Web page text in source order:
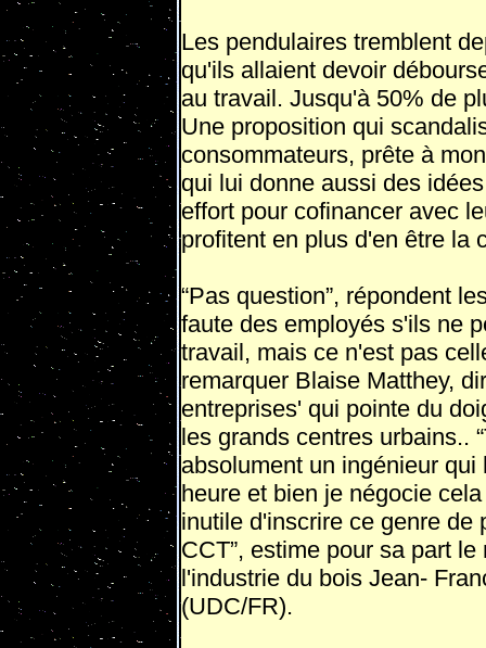
Les pendulaires tremblent
qu'ils al­laient devoir
au travail. Jusqu'à 50% de
Une proposition qui
consommateurs, prête à
qui lui donne aussi des
effort pour cofi­nancer avec
profitent en plus d'en être la
“Pas question”, répondent
faute des employés s'ils ne
travail, mais ce n'est pas
remarquer Blaise Matthey,
en­treprises' qui pointe du
les grands centres urbains..
absolument un ingé­nieur qui
heure et bien je négocie
inutile d'inscrire ce genre de
CCT”, estime pour sa part le
l'industrie du bois Jean-
(UDC/FR).